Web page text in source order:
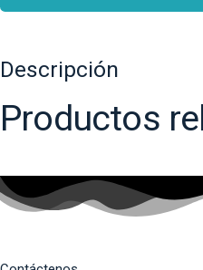
Descripción
Productos